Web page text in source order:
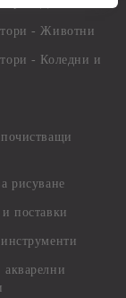
- Животни
- Коледни и
рисуване
поставки